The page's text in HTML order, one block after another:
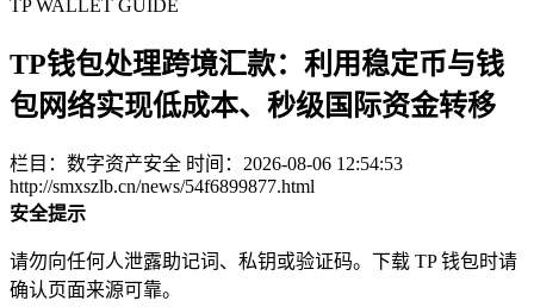
TP WALLET GUIDE
TP钱包处理跨境汇款：利用稳定币与钱
包网络实现低成本、秒级国际资金转移
栏目：数字资产安全 时间：2026-08-06 12:54:53
http://smxszlb.cn/news/54f6899877.html
安全提示
请勿向任何人泄露助记词、私钥或验证码。下载 TP 钱包时请
确认页面来源可靠。